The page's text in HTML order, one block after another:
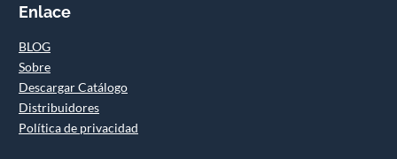
Enlace
BLOG
Sobre
Descargar Catálogo
Distribuidores
Política de privacidad